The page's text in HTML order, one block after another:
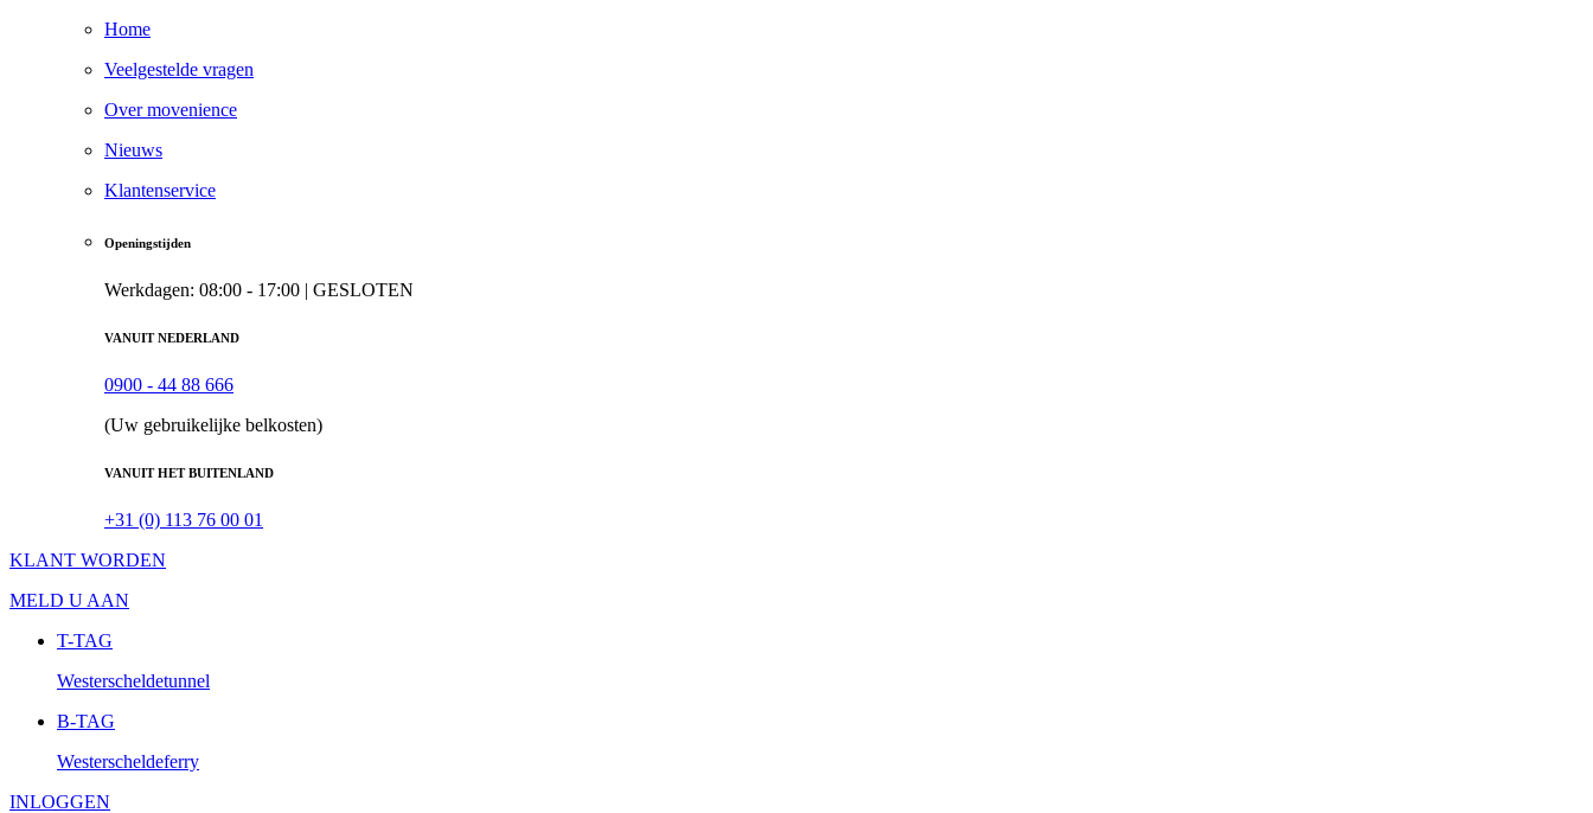
Home
Veelgestelde vragen
Over movenience
Nieuws
Klantenservice
Openingstijden
Werkdagen: 08:00 - 17:00 | GESLOTEN
VANUIT NEDERLAND
0900 - 44 88 666
(Uw gebruikelijke belkosten)
VANUIT HET BUITENLAND
+31 (0) 113 76 00 01
KLANT WORDEN
MELD U AAN
T-TAG
Westerscheldetunnel
B-TAG
Westerscheldeferry
INLOGGEN